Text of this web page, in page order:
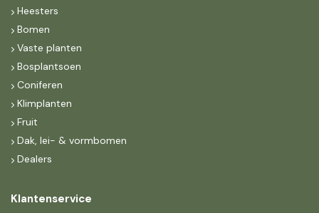
Heesters
Bomen
Vaste planten
Bosplantsoen
Coniferen
Klimplanten
Fruit
Dak, lei- & vormbomen
Dealers
Klantenservice